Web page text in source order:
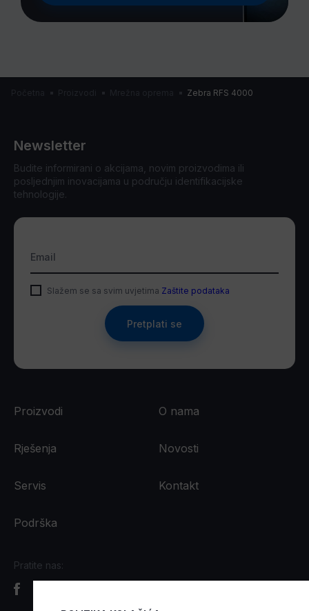
Zebra RFS 4000
Proizvodi
Rješenja
Servis
Podrška
O nama
Novosti
Kontakt
Pratite nas:
Newsletter
Budite informirani o akcijama, novim proizvodima ili
posljednjim inovacijama u području identifikacijske
tehnologije.
Email
Slažem se sa svim uvjetima Zaštite podataka
Pretplati se